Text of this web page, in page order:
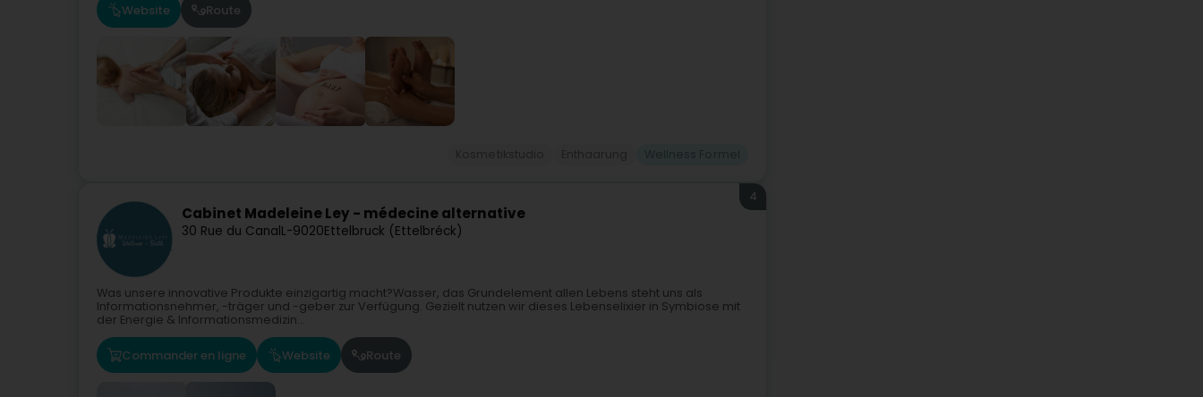
Website Route
Cabinet Madeleine Ley - médecine alternative
30 Rue du CanalL-9020Ettelbruck (Ettelbréck)
4
Was unsere innovative Produkte einzigartig macht?Wasser, das Grundelement allen Lebens steht uns als
Informationsnehmer, -träger und -geber zur Verfügung. Gezielt nutzen wir dieses Lebenselixier in Symbiose mit
der Energie & Informationsmedizin...
Commander en ligne Website Route